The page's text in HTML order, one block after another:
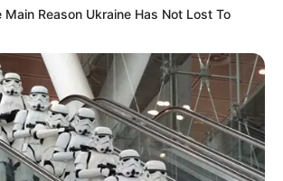
Reason Ukraine Has Not Lost To